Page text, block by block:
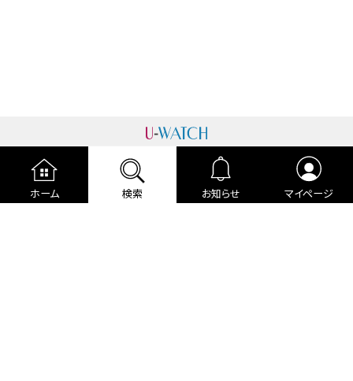
ホーム 検索 お知らせ マイページ
運営者情報 プライバシーポリシー
cookieポリシー
利用規約
ご利用ガイド 編集部より
広告掲載について